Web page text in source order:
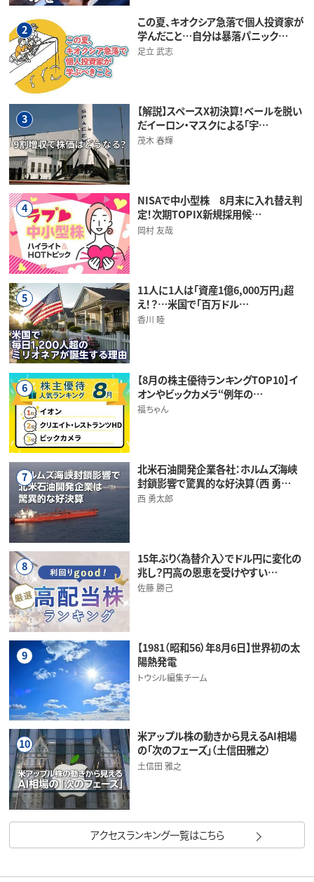
2
この夏、キオクシア急落で個人投資家が
学んだこと…自分は暴落パニック…
足立 武志
3
【解説】スペースX初決算！ベールを脱い
だイーロン・マスクによる「宇…
茂木 春輝
4
NISAで中小型株 8月末に入れ替え判
定！次期TOPIX新規採用候…
岡村 友哉
5
11人に1人は「資産1億6,000万円」超
え！？…米国で「百万ドル…
香川 睦
6
【8月の株主優待ランキングTOP10】イ
オンやビックカメラ“例年の…
福ちゃん
7
北米石油開発企業各社：ホルムズ海峡
封鎖影響で驚異的な好決算（西 勇…
西 勇太郎
8
15年ぶり〈為替介入〉でドル円に変化の
兆し？円高の恩恵を受けやすい…
佐藤 勝己
9
【1981（昭和56）年8月6日】世界初の太
陽熱発電
トウシル編集チーム
10
米アップル株の動きから見えるAI相場
の「次のフェーズ」（土信田雅之）
土信田 雅之
アクセスランキング一覧はこちら